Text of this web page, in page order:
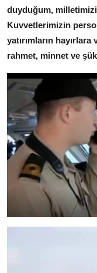
duyduğum,
Kuvvetlerimizin
yatırımların
rahmet, minnet ve